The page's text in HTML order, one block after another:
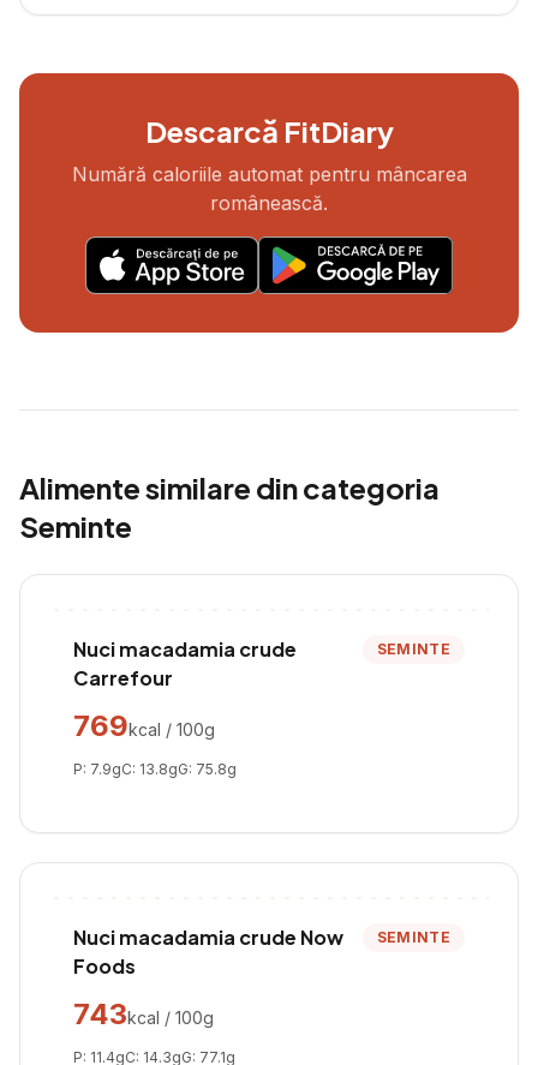
Descarcă FitDiary
Numără caloriile automat pentru mâncarea
românească.
Alimente similare din categoria
Seminte
Nuci macadamia crude
Carrefour
SEMINTE
769kcal / 100g
P: 7.9gC: 13.8gG: 75.8g
Nuci macadamia crude Now
Foods
SEMINTE
743kcal / 100g
P: 11.4gC: 14.3gG: 77.1g